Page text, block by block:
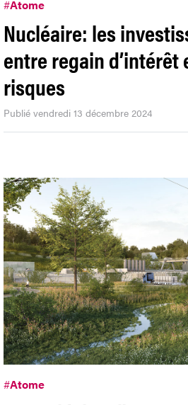
#Atome
Nucléaire: les
entre regain d’intérêt
risques
Publié vendredi 13 décembre 2024
#Atome